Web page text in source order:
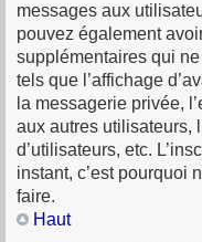
messages aux
pouvez également
supplémentaires qui
tels que l’affichage
la messagerie privée,
aux autres utilisateurs,
d’utilisateurs, etc.
instant, c’est pourquoi
faire.
Haut